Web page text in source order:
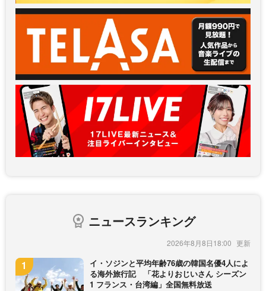
ニュースランキング
2026年8月8日18:00
イ・ソジンと平均年齢76歳の韓国名優4人によ
る海外旅行記 「花よりおじいさん シーズン
1 フランス・台湾編」全国無料放送